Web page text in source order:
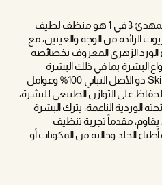
نوكس Very Rose ماء ميسيلار المهدئ 3 في 1 هو منظف لطيف
الزائدة من الوجه والعينين، مع
الورد الزهري المعروف بخصائصه
البشرة بما في ذلك البشرة
الحساسة.غني بمركب Skin-Respect ذو الأصل النباتي 100% وعوامل
على التوازن الطبيعي للبشرة،
الوردية الناعمة، يترك البشرة
مقدماً تجربة تنظيف
الجلد وخالية من المكونات أو